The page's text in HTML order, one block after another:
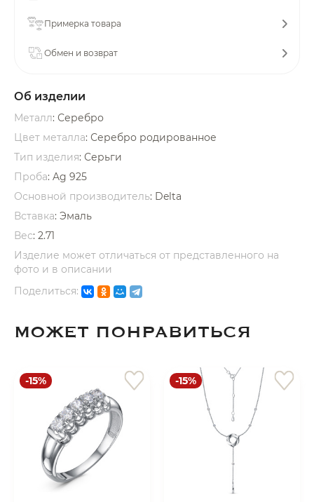
Примерка товара
Обмен и возврат
Об изделии
Металл: Серебро
Цвет металла: Серебро родированное
Тип изделия: Серьги
Проба: Ag 925
Основной производитель: Delta
Вставка: Эмаль
Вес: 2.71
Изделие может отличаться от представленного на
фото и в описании
Поделиться:
МОЖЕТ ПОНРАВИТЬСЯ
-15% -15%
списываться
по25%каждые 2 недели
Подробнее
об оплате Плайтом
недели